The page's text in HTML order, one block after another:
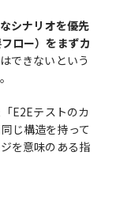
シナリオを優先
ロー）をまずカ
できないという
E2Eテストのカ
じ構造を持って
を意味のある指